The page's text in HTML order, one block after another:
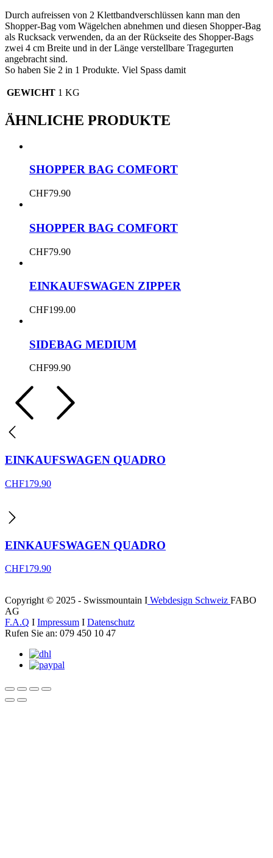
Durch aufreissen von 2 Klettbandverschlüssen kann man den
Shopper-Bag vom Wägelchen abnehmen und diesen Shopper-Bag
als Rucksack verwenden, da an der Rückseite des Shopper-Bags
zwei 4 cm Breite und in der Länge verstellbare Tragegurten
angebracht sind.
So haben Sie 2 in 1 Produkte. Viel Spass damit
GEWICHT 1 KG
ÄHNLICHE PRODUKTE
SHOPPER BAG COMFORT
CHF79.90
SHOPPER BAG COMFORT
CHF79.90
EINKAUFSWAGEN ZIPPER
CHF199.00
SIDEBAG MEDIUM
CHF99.90
EINKAUFSWAGEN QUADRO
CHF179.90
EINKAUFSWAGEN QUADRO
CHF179.90
Copyright © 2025 - Swissmountain I Webdesign Schweiz FABO
AG
F.A.Q I Impressum I Datenschutz
Rufen Sie an: 079 450 10 47